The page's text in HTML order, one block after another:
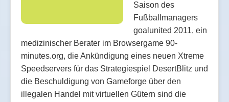
Saison des
Fußballmanagers
goalunited 2011, ein
medizinischer Berater im Browsergame 90-
minutes.org, die Ankündigung eines neuen Xtreme
Speedservers für das Strategiespiel DesertBlitz und
die Beschuldigung von Gameforge über den
illegalen Handel mit virtuellen Gütern sind die